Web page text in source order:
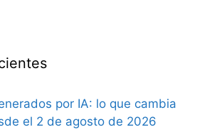
por IA: lo que cambia
el 2 de agosto de 2026